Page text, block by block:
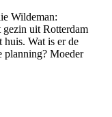
Wildeman:
gezin uit Rotterdam
huis. Wat is er de
planning? Moeder